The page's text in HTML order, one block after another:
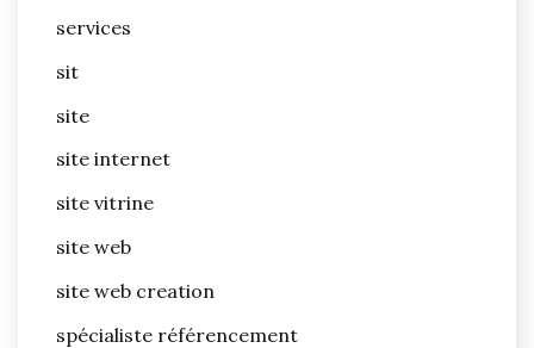
services
sit
site
site internet
site vitrine
site web
site web creation
spécialiste référencement